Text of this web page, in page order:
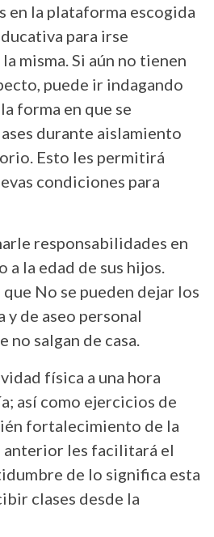
en la plataforma escogida
para irse
misma. Si aún no tienen
puede ir indagando
forma en que se
durante aislamiento
Esto les permitirá
condiciones para
responsabilidades en
a la edad de sus hijos.
No se pueden dejar los
de aseo personal
salgan de casa.
física a una hora
así como ejercicios de
fortalecimiento de la
les facilitará el
de lo significa esta
clases desde la